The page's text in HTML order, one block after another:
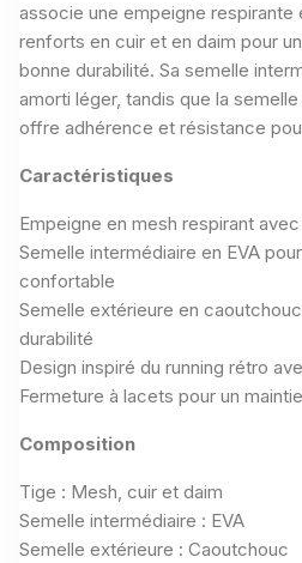
associe une empeigne respirante
renforts en cuir et en daim pour
bonne durabilité. Sa semelle
amorti léger, tandis que la
offre adhérence et résistance
Caractéristiques
Empeigne en mesh respirant
Semelle intermédiaire en EVA
confortable
Semelle extérieure en
durabilité
Design inspiré du running rétro
Fermeture à lacets pour un
Composition
Tige : Mesh, cuir et daim
Semelle intermédiaire : EVA
Semelle extérieure : Caoutchouc